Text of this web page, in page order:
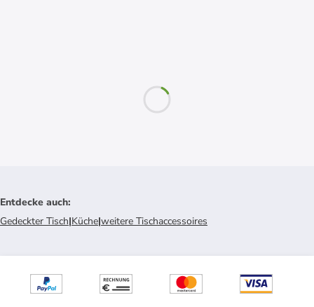
Entdecke auch:
Gedeckter Tisch|Küche|weitere Tischaccessoires